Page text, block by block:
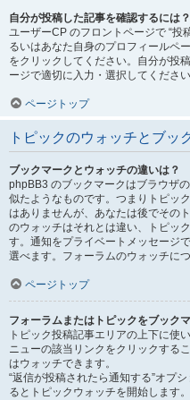
自分が投稿した記事を確認するには？
ユーザーCP のフロントページで “投
るいはあなた自身のプロフィールペ
をクリックしてください。自分が投
ージで適切に入力・選択してください
ページトップ
トピックのウォッチとブッ
ブックマークとウォッチの違いは？
phpBB3 のブックマークはブラウザ
似たようなものです。つまりトピッ
はありませんが、あなたは後でその
のウォッチはそれとは違い、トピッ
す。通知をプライベートメッセージ
選べます。フォーラムのウォッチに
ページトップ
フォーラムまたはトピックをブック
トピック投稿記事エリアの上下に使
ニューの該当リンクをクリックする
はウォッチできます。
“返信が投稿されたら通知する”オプ
るとトピックウォッチを開始します。